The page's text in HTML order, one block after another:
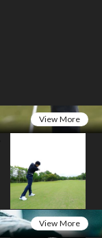
View More
View More